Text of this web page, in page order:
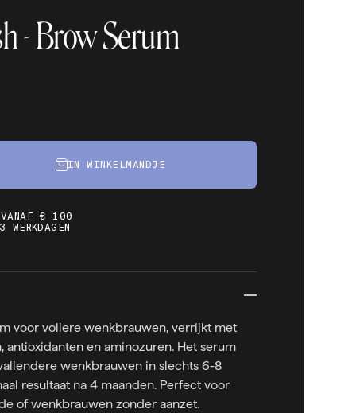
- Brow Serum
IN WINKELMANDJE
€ 100
voor vollere wenkbrauwen, verrijkt met
antioxidanten en aminozuren. Het serum
wenkbrauwen in slechts 6-8
resultaat na 4 maanden. Perfect voor
of wenkbrauwen zonder aanzet.